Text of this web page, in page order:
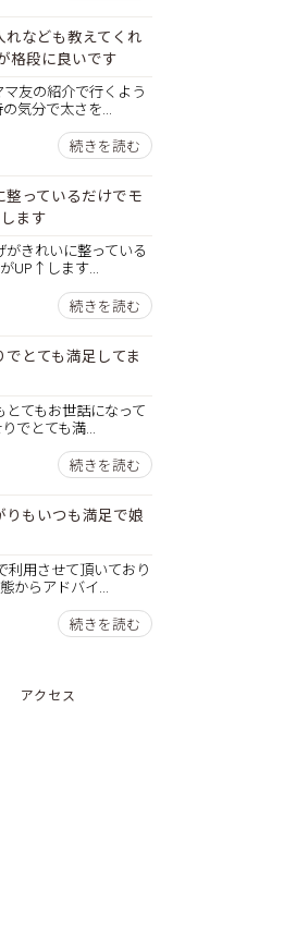
なども教えてくれ
格段に良いです
友の紹介で行くよう
気分で太さを...
続きを読む
っているだけでモ
ます
きれいに整っている
UP↑します...
続きを読む
とても満足してま
てもお世話になって
でとても満...
続きを読む
りもいつも満足で娘
用させて頂いており
からアドバイ...
続きを読む
アクセス